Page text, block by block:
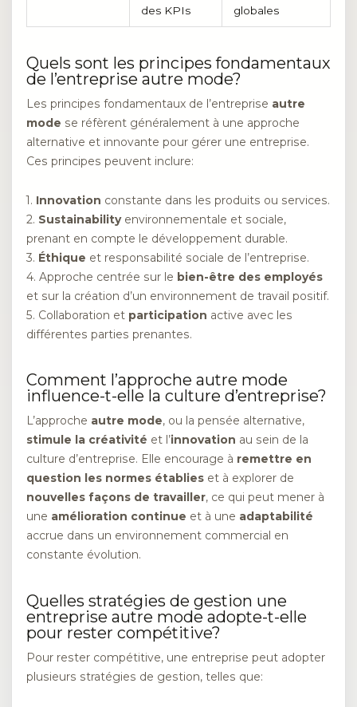
des KPIs
globales
Quels sont les principes fondamentaux
de l’entreprise autre mode?
Les principes fondamentaux de l’entreprise autre
mode se réfèrent généralement à une approche
alternative et innovante pour gérer une entreprise.
Ces principes peuvent inclure:
1. Innovation constante dans les produits ou services.
2. Sustainabilityenvironnementale et sociale,
prenant en compte le développement durable.
3. Éthique et responsabilité sociale de l’entreprise.
4. Approche centrée sur le bien-être des employés
et sur la création d’un environnement de travail positif.
5. Collaboration et participation active avec les
différentes parties prenantes.
Comment l’approche autre mode
influence-t-elle la culture d’entreprise?
L’approche autre mode, ou la pensée alternative,
stimule la créativité et l’innovation au sein de la
culture d’entreprise. Elle encourage à remettre en
question les normes établies et à explorer de
nouvelles façons de travailler, ce qui peut mener à
une amélioration continue et à une adaptabilité
accrue dans un environnement commercial en
constante évolution.
Quelles stratégies de gestion une
entreprise autre mode adopte-t-elle
pour rester compétitive?
Pour rester compétitive, une entreprise peut adopter
plusieurs stratégies de gestion, telles que: